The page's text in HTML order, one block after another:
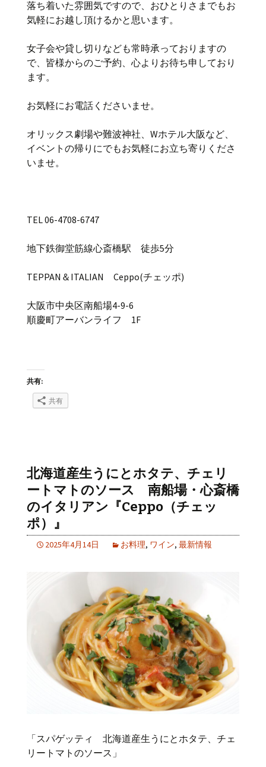
落ち着いた雰囲気ですので、おひとりさまでもお
気軽にお越し頂けるかと思います。
女子会や貸し切りなども常時承っておりますの
で、皆様からのご予約、心よりお待ち申しており
ます。
お気軽にお電話くださいませ。
オリックス劇場や難波神社、Wホテル大阪など、
イベントの帰りにでもお気軽にお立ち寄りくださ
いませ。
TEL 06-4708-6747
地下鉄御堂筋線心斎橋駅 徒歩5分
TEPPAN＆ITALIAN Ceppo(チェッポ)
大阪市中央区南船場4-9-6
順慶町アーバンライフ 1F
共有:
共有
北海道産生うにとホタテ、チェリ
ートマトのソース 南船場・心斎橋
のイタリアン『Ceppo（チェッ
ポ）』
2025年4月14日 お料理, ワイン, 最新情報
「スパゲッティ 北海道産生うにとホタテ、チェ
リートマトのソース」